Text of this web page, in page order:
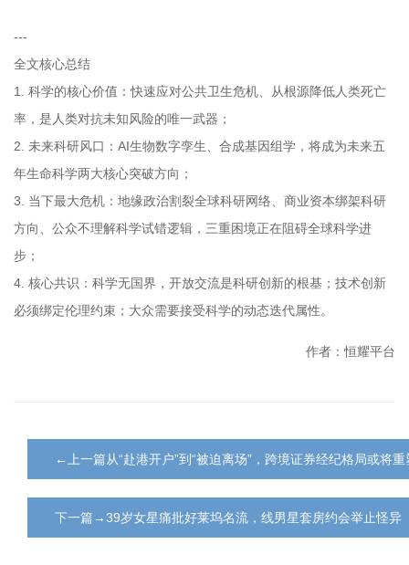
---
全文核心总结
1. 科学的核心价值：快速应对公共卫生危机、从根源降低人类死亡
率，是人类对抗未知风险的唯一武器；
2. 未来科研风口：AI生物数字孪生、合成基因组学，将成为未来五
年生命科学两大核心突破方向；
3. 当下最大危机：地缘政治割裂全球科研网络、商业资本绑架科研
方向、公众不理解科学试错逻辑，三重困境正在阻碍全球科学进
步；
4. 核心共识：科学无国界，开放交流是科研创新的根基；技术创新
必须绑定伦理约束；大众需要接受科学的动态迭代属性。
作者：恒耀平台
←上一篇从“赴港开户”到“被迫离场”，跨境证券经纪格局或将重
下一篇→39岁女星痛批好莱坞名流，线男星套房约会举止怪异